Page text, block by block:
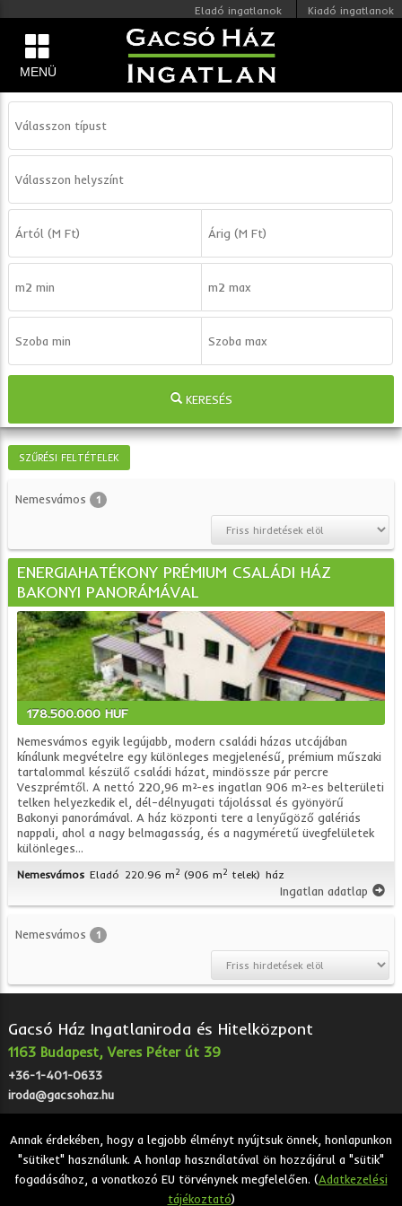
MENÜ
Eladó ingatlanok Kiadó ingatlanok
Annak érdekében, hogy a legjobb élményt nyújtsuk önnek, honlapunkon
"sütiket" használunk. A honlap használatával ön hozzájárul a "sütik"
fogadásához, a vonatkozó EU törvénynek megfelelően. (Adatkezelési
tájékoztató)
KERESÉS
SZŰRÉSI FELTÉTELEK
Nemesvámos 1
ENERGIAHATÉKONY PRÉMIUM CSALÁDI HÁZ
BAKONYI PANORÁMÁVAL
178.500.000 HUF
Nemesvámos egyik legújabb, modern családi házas utcájában
kínálunk megvételre egy különleges megjelenésű, prémium műszaki
tartalommal készülő családi házat, mindössze pár percre
Veszprémtől. A nettó 220,96 m²-es ingatlan 906 m²-es belterületi
telken helyezkedik el, dél–délnyugati tájolással és gyönyörű
Bakonyi panorámával. A ház központi tere a lenyűgöző galériás
nappali, ahol a nagy belmagasság, és a nagyméretű üvegfelületek
különleges...
Nemesvámos Eladó 220.96 m2 (906 m2 telek) ház
Ingatlan adatlap
Nemesvámos 1
Gacsó Ház Ingatlaniroda és Hitelközpont
1163 Budapest, Veres Péter út 39
+36-1-401-0633
iroda@gacsohaz.hu
2026 © Gacsó Ház Ingatlaniroda és Hitelközpont - Eladó,
kiadó, bérbeadó ingatlanok.